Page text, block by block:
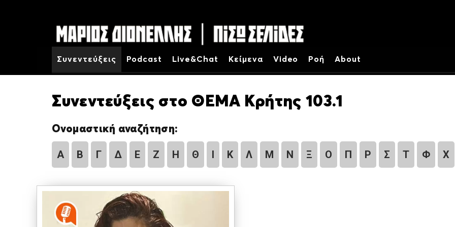
Συνεντεύξεις Podcast Live&Chat Κείμενα Video Ροή About
Συνεντεύξεις στο ΘΕΜΑ Κρήτης 103.1
Ονομαστική αναζήτηση:
Α Β Γ Δ Ε Ζ Η Θ Ι Κ Λ Μ Ν Ξ Ο Π Ρ Σ Τ Φ Χ